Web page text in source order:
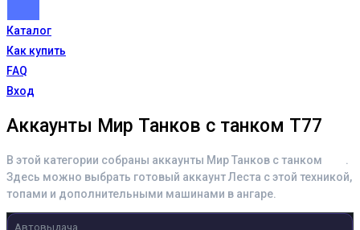
Каталог
Как купить
FAQ
Вход
Аккаунты Мир Танков с танком T77
В этой категории собраны аккаунты Мир Танков с танком
.
Здесь можно выбрать готовый аккаунт Леста с этой техникой,
топами и дополнительными машинами в ангаре.
Автовыдача